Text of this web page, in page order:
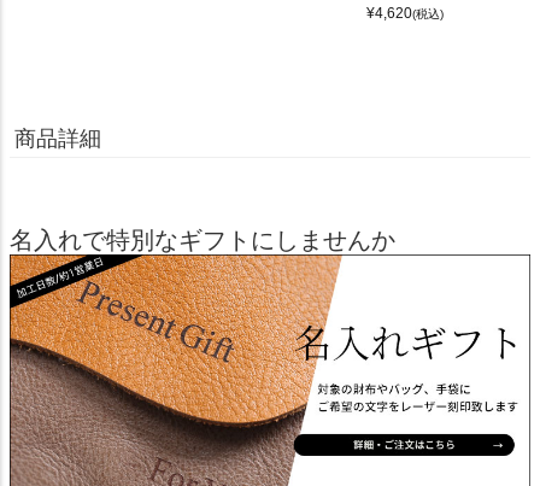
¥4,620(税込)
商品詳細
名入れで特別なギフトにしませんか